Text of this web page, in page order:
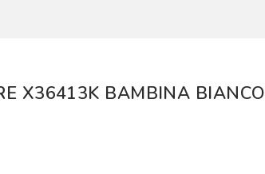
X36413K BAMBINA BIANCO